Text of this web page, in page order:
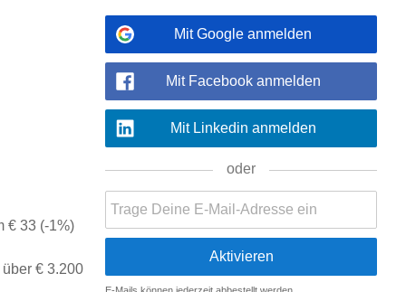
€ 33 (-1%)
€ 3.200
Mit Google anmelden
Mit Facebook anmelden
Mit Linkedin anmelden
oder